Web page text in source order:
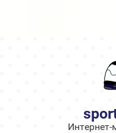
Интернет-